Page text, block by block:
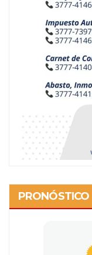
PRONÓSTICO